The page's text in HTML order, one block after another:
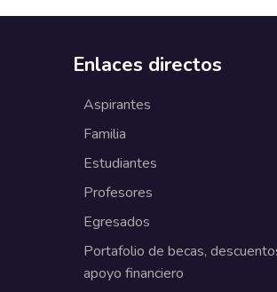
Enlaces directos
Aspirantes
Familia
Estudiantes
Profesores
Egresados
Portafolio de becas,
apoyo financiero